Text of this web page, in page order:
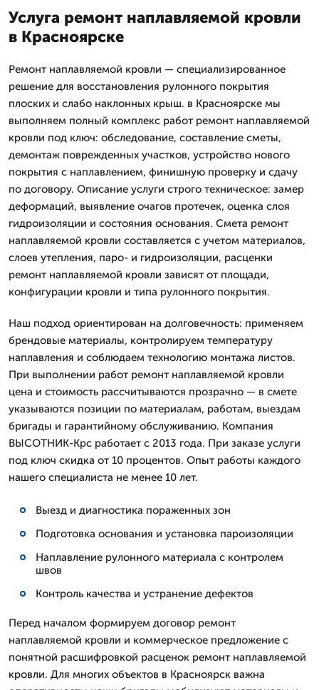
Услуга ремонт наплавляемой кровли
в Красноярске
Ремонт наплавляемой кровли — специализированное
решение для восстановления рулонного покрытия
плоских и слабо наклонных крыш. в Красноярске мы
выполняем полный комплекс работ ремонт наплавляемой
кровли под ключ: обследование, составление сметы,
демонтаж поврежденных участков, устройство нового
покрытия с наплавлением, финишную проверку и сдачу
по договору. Описание услуги строго техническое: замер
деформаций, выявление очагов протечек, оценка слоя
гидроизоляции и состояния основания. Смета ремонт
наплавляемой кровли составляется с учетом материалов,
слоев утепления, паро- и гидроизоляции, расценки
ремонт наплавляемой кровли зависят от площади,
конфигурации кровли и типа рулонного покрытия.
Наш подход ориентирован на долговечность: применяем
брендовые материалы, контролируем температуру
наплавления и соблюдаем технологию монтажа листов.
При выполнении работ ремонт наплавляемой кровли
цена и стоимость рассчитываются прозрачно — в смете
указываются позиции по материалам, работам, выездам
бригады и гарантийному обслуживанию. Компания
ВЫСОТНИК-Крс работает с 2013 года. При заказе услуги
под ключ скидка от 10 процентов. Опыт работы каждого
нашего специалиста не менее 10 лет.
Выезд и диагностика пораженных зон
Подготовка основания и установка пароизоляции
Наплавление рулонного материала с контролем
швов
Контроль качества и устранение дефектов
Перед началом формируем договор ремонт
наплавляемой кровли и коммерческое предложение с
понятной расшифровкой расценок ремонт наплавляемой
кровли. Для многих объектов в Красноярск важна